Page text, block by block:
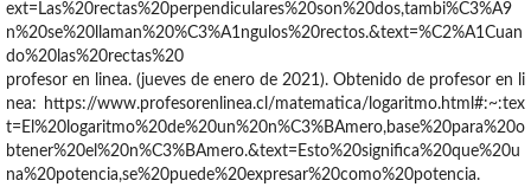
ext=Las%20rectas%20perpendiculares%20son%20dos,tambi%C3%A9
n%20se%20llaman%20%C3%A1ngulos%20rectos.&text=%C2%A1Cuan
do%20las%20rectas%20
profesor en linea. (jueves de enero de 2021). Obtenido de profesor en li
nea: https://www.profesorenlinea.cl/matematica/logaritmo.html#:~:tex
t=El%20logaritmo%20de%20un%20n%C3%BAmero,base%20para%20o
btener%20el%20n%C3%BAmero.&text=Esto%20significa%20que%20u
na%20potencia,se%20puede%20expresar%20como%20potencia.